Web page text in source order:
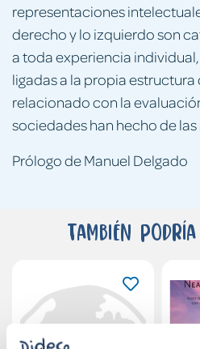
representaciones
derecho y lo izquierdo son
a toda experiencia
ligadas a la propia
relacionado con la
sociedades han hecho de las
Prólogo de Manuel Delgado
También